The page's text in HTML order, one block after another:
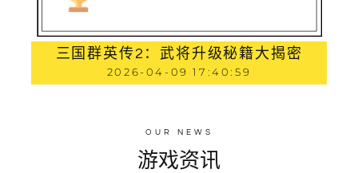
三国群英传2：武将升级秘籍大揭密
2026-04-09 17:40:59
OUR NEWS
游戏资讯